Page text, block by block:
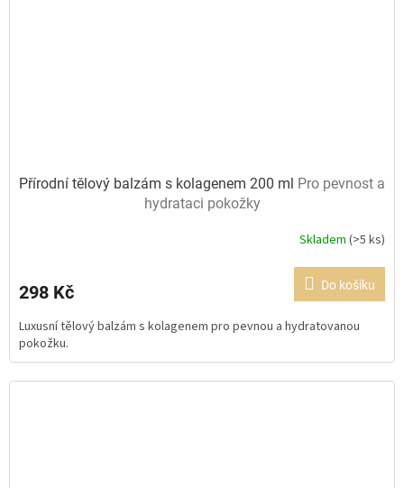
Přírodní tělový balzám s kolagenem 200 ml Pro pevnost a
hydrataci pokožky
je
z
5
hvězdiček.
Skladem(>5 ks)
298 Kč Do košíku
Luxusní tělový balzám s kolagenem pro pevnou a hydratovanou
pokožku.